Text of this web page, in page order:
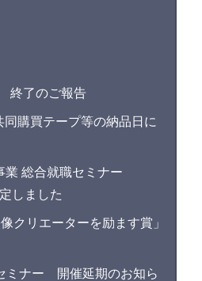
了のご報告
購買テープ等の納品日に
業 総合就職セミナー
しました
クリエーターを励ます賞」
ナー 開催延期のお知ら